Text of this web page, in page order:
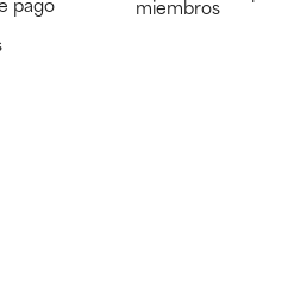
miembros